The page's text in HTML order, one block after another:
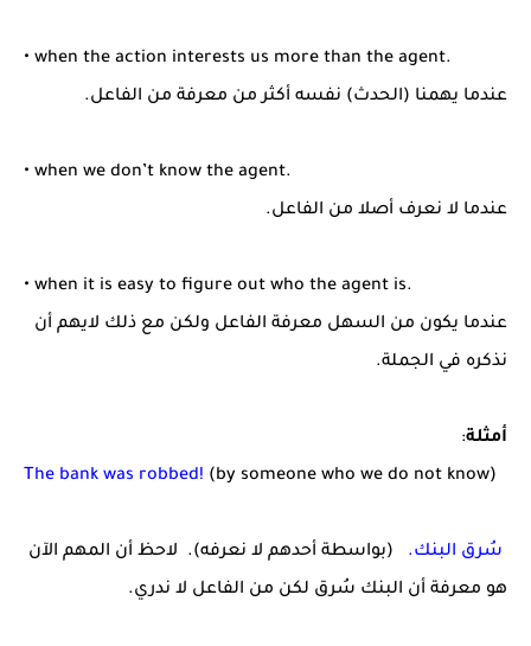
• when the action interests us more than the agent.
عندما يهمنا (الحدث) نفسه أكثر من معرفة من الفاعل.
• when we don’t know the agent.
عندما لا نعرف أصلا من الفاعل.
• when it is easy to figure out who the agent is.
عندما يكون من السهل معرفة الفاعل ولكن مع ذلك لايهم أن
نذكره في الجملة.
أمثلة:
The bank was robbed! (by someone who we do not know)
سُرق البنك. (بواسطة أحدهم لا نعرفه). لاحظ أن المهم الآن
هو معرفة أن البنك سُرق لكن من الفاعل لا ندري.